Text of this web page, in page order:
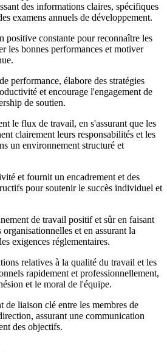
des informations claires, spécifiques
examens annuels de développement.
positive constante pour reconnaître les
les bonnes performances et motiver
performance, élabore des stratégies
et encourage l'engagement de
de soutien.
le flux de travail, en s'assurant que les
clairement leurs responsabilités et les
un environnement structuré et
et fournit un encadrement et des
pour soutenir le succès individuel et
de travail positif et sûr en faisant
organisationnelles et en assurant la
exigences réglementaires.
relatives à la qualité du travail et les
rapidement et professionnellement,
et le moral de l'équipe.
de liaison clé entre les membres de
assurant une communication
des objectifs.